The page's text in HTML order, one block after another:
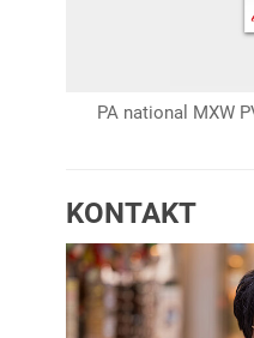
PA national MXW
KONTAKT